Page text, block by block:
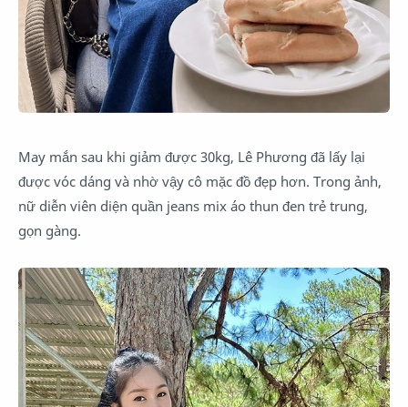
May mắn sau khi giảm được 30kg, Lê Phương đã lấy lại
được vóc dáng và nhờ vậy cô mặc đồ đẹp hơn. Trong ảnh,
nữ diễn viên diện quần jeans mix áo thun đen trẻ trung,
gọn gàng.